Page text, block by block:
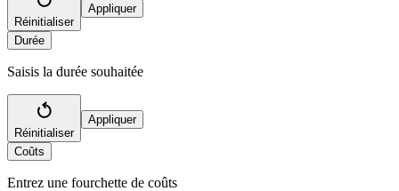
Réinitialiser
Appliquer
Durée
Saisis la durée souhaitée
Réinitialiser
Appliquer
Coûts
Entrez une fourchette de coûts